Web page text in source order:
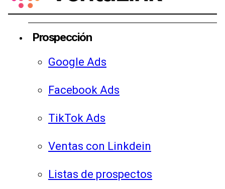
Prospección
Google Ads
Facebook Ads
TikTok Ads
Ventas con Linkdein
Listas de prospectos